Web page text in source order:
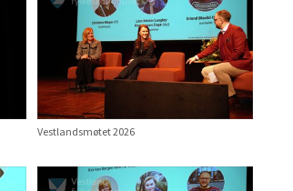
Vestlandsmøtet 2026